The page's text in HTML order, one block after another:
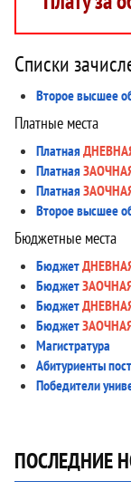
Списки
Второе высшее
Платные места
Платная
Платная
Платная
Второе высшее
Бюджетные места
Бюджет
Бюджет
Бюджет
Бюджет
Магистратура
Абитуриенты
Победители
ПОСЛЕДНИЕ